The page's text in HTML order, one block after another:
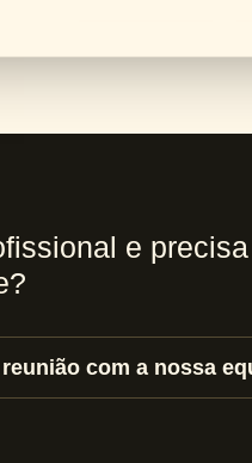
e
com a nossa